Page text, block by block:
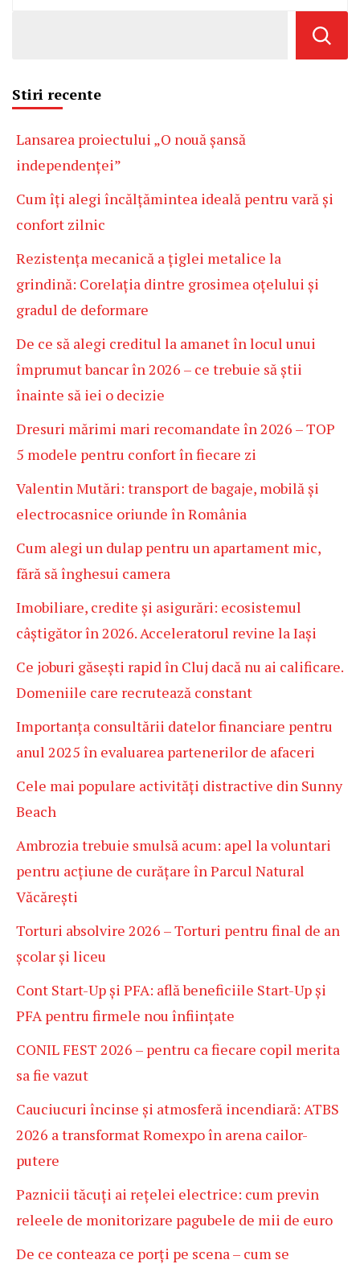
Stiri recente
Lansarea proiectului „O nouă șansă
independenței”
Cum îți alegi încălțămintea ideală pentru vară și
confort zilnic
Rezistența mecanică a țiglei metalice la
grindină: Corelația dintre grosimea oțelului și
gradul de deformare
De ce să alegi creditul la amanet în locul unui
împrumut bancar în 2026 – ce trebuie să știi
înainte să iei o decizie
Dresuri mărimi mari recomandate în 2026 – TOP
5 modele pentru confort în fiecare zi
Valentin Mutări: transport de bagaje, mobilă și
electrocasnice oriunde în România
Cum alegi un dulap pentru un apartament mic,
fără să înghesui camera
Imobiliare, credite și asigurări: ecosistemul
câștigător în 2026. Acceleratorul revine la Iași
Ce joburi găsești rapid în Cluj dacă nu ai calificare.
Domeniile care recrutează constant
Importanța consultării datelor financiare pentru
anul 2025 în evaluarea partenerilor de afaceri
Cele mai populare activități distractive din Sunny
Beach
Ambrozia trebuie smulsă acum: apel la voluntari
pentru acțiune de curățare în Parcul Natural
Văcărești
Torturi absolvire 2026 – Torturi pentru final de an
școlar și liceu
Cont Start-Up și PFA: află beneficiile Start-Up și
PFA pentru firmele nou înființate
CONIL FEST 2026 – pentru ca fiecare copil merita
sa fie vazut
Cauciucuri încinse și atmosferă incendiară: ATBS
2026 a transformat Romexpo în arena cailor-
putere
Paznicii tăcuți ai rețelei electrice: cum previn
releele de monitorizare pagubele de mii de euro
De ce conteaza ce porți pe scena – cum se